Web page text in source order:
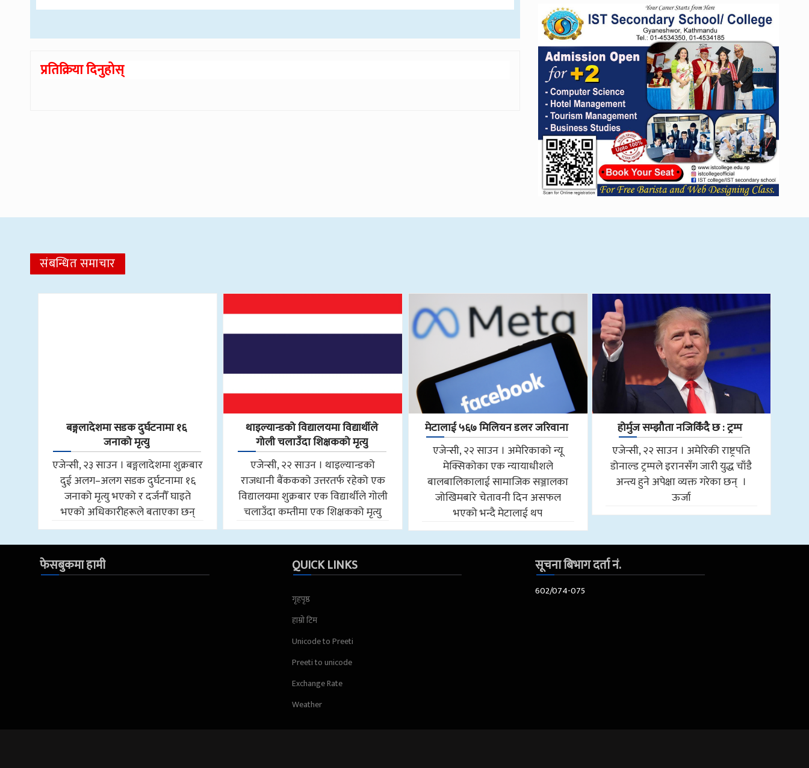
प्रतिक्रिया दिनुहोस्
संबन्धित समाचार
बङ्गलादेशमा सडक दुर्घटनामा १६
जनाको मृत्यु
एजेन्सी, २३ साउन । बङ्गलादेशमा शुक्रबार
दुई अलग–अलग सडक दुर्घटनामा १६
जनाको मृत्यु भएको र दर्जनौँ घाइते
भएको अधिकारीहरूले बताएका छन्
थाइल्यान्डको विद्यालयमा विद्यार्थीले
गोली चलाउँदा शिक्षकको मृत्यु
एजेन्सी, २२ साउन । थाइल्यान्डको
राजधानी बैंककको उत्तरतर्फ रहेको एक
विद्यालयमा शुक्रबार एक विद्यार्थीले गोली
चलाउँदा कम्तीमा एक शिक्षकको मृत्यु
मेटालाई ५६७ मिलियन डलर जरिवाना
एजेन्सी, २२ साउन । अमेरिकाको न्यू
मेक्सिकोका एक न्यायाधीशले
बालबालिकालाई सामाजिक सञ्जालका
जोखिमबारे चेतावनी दिन असफल
भएको भन्दै मेटालाई थप
होर्मुज सम्झौता नजिकिँदै छ : ट्रम्प
एजेन्सी, २२ साउन । अमेरिकी राष्ट्रपति
डोनाल्ड ट्रम्पले इरानसँग जारी युद्ध चाँडै
अन्त्य हुने अपेक्षा व्यक्त गरेका छन् ।
ऊर्जा
फेसबुकमा हामी QUICK LINKS
गृहपृष्ठ
हाम्रो टिम
Unicode to Preeti
Preeti to unicode
Exchange Rate
Weather
सूचना बिभाग दर्ता नं.
602/074-075